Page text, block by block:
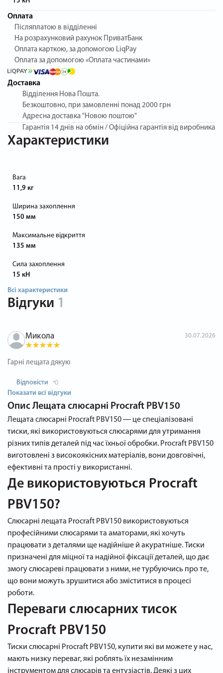
Оплата
Післяплатою в відділенні
На розрахунковий рахунок ПриватБанк
Оплата карткою, за допомогою LiqPay
Оплата за допомогою «Оплата частинами»
Доставка
Відділення Нова Пошта.
Безкоштовно, при замовленні понад 2000 грн
Адресна доставка "Новою поштою"
Гарантія 14 днів на обмін / Офіційна гарантія від виробника
Характеристики
Вага
11,9 кг
Ширина захоплення
150 мм
Максимальне відкриття
135 мм
Сила захоплення
15 кН
Всі характеристики
Відгуки 1
Микола 30.07.2026
Гарні лещата дякую
Відповісти
0
Показати всі відгуки
Опис Лещата слюсарні Procraft PBV150
Лещата слюсарні Procraft PBV150 ― це спеціалізовані
тиски, які використовуються слюсарями для утримання
різних типів деталей під час їхньої обробки. Procraft PBV150
виготовлені з високоякісних матеріалів, вони довговічні,
ефективні та прості у використанні.
Де використовуються Procraft
PBV150?
Слюсарні лещата Procraft PBV150 використовуються
професійними слюсарями та аматорами, які хочуть
працювати з деталями ще надійніше й акуратніше. Тиски
призначені для міцної та надійної фіксації деталей, що дає
змогу слюсареві працювати з ними, не турбуючись про те,
що вони можуть зрушитися або зміститися в процесі
роботи.
Переваги слюсарних тисок
Procraft PBV150
Тиски слюсарні Procraft PBV150, купити які ви можете у нас,
мають низку переваг, які роблять їх незамінним
інструментом для слюсарів та ентузіастів. Деякі з цих